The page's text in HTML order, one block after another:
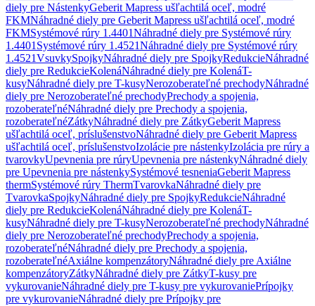
diely pre NástenkyGeberit Mapress ušľachtilá oceľ, modré
FKMNáhradné diely pre Geberit Mapress ušľachtilá oceľ, modré
FKMSystémové rúry 1.4401Náhradné diely pre Systémové rúry
1.4401 Systémové rúry 1.4521Náhradné diely pre Systémové rúry
1.4521VsuvkySpojkyNáhradné diely pre SpojkyRedukcieNáhradné
diely pre RedukcieKolenáNáhradné diely pre KolenáT-
kusyNáhradné diely pre T-kusyNerozoberateľné prechodyNáhradné
diely pre Nerozoberateľné prechodyPrechody a spojenia,
rozoberateľnéNáhradné diely pre Prechody a spojenia,
rozoberateľnéZátkyNáhradné diely pre ZátkyGeberit Mapress
ušľachtilá oceľ, príslušenstvoNáhradné diely pre Geberit Mapress
ušľachtilá oceľ, príslušenstvoIzolácie pre nástenkyIzolácia pre rúry a
tvarovkyUpevnenia pre rúryUpevnenia pre nástenkyNáhradné diely
pre Upevnenia pre nástenkySystémové tesneniaGeberit Mapress
thermSystémové rúry ThermTvarovkaNáhradné diely pre
TvarovkaSpojkyNáhradné diely pre SpojkyRedukcieNáhradné
diely pre RedukcieKolenáNáhradné diely pre KolenáT-
kusyNáhradné diely pre T-kusyNerozoberateľné prechodyNáhradné
diely pre Nerozoberateľné prechodyPrechody a spojenia,
rozoberateľnéNáhradné diely pre Prechody a spojenia,
rozoberateľnéAxiálne kompenzátoryNáhradné diely pre Axiálne
kompenzátoryZátkyNáhradné diely pre ZátkyT-kusy pre
vykurovanieNáhradné diely pre T-kusy pre vykurovaniePrípojky
pre vykurovanieNáhradné diely pre Prípojky pre